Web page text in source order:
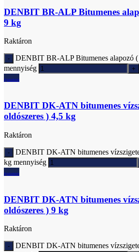
DENBIT BR-ALP Bitumenes
9 kg
Raktáron
DENBIT BR-ALP Bitumenes alapozó (
mennyiség
Ajánlatkérés
DENBIT DK-ATN bitumenes
oldószeres ) 4,5 kg
Raktáron
DENBIT DK-ATN bitumenes
kg mennyiség
Ajánlatkérés
DENBIT DK-ATN bitumenes
oldószeres ) 9 kg
Raktáron
DENBIT DK-ATN bitumenes